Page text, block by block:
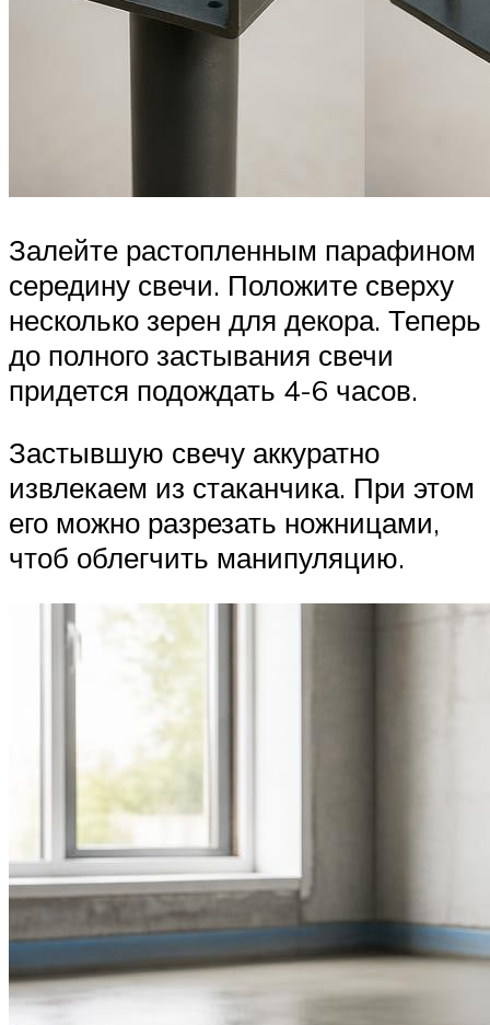
Залейте растопленным парафином
середину свечи. Положите сверху
несколько зерен для декора. Теперь
до полного застывания свечи
придется подождать 4-6 часов.
Застывшую свечу аккуратно
извлекаем из стаканчика. При этом
его можно разрезать ножницами,
чтоб облегчить манипуляцию.